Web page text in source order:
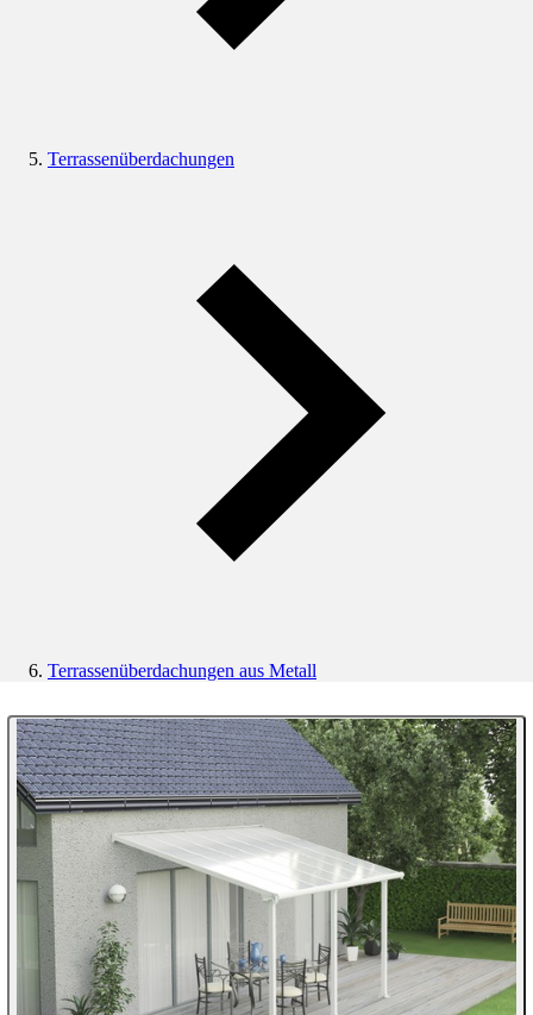
Terrassenüberdachungen
Terrassenüberdachungen aus Metall